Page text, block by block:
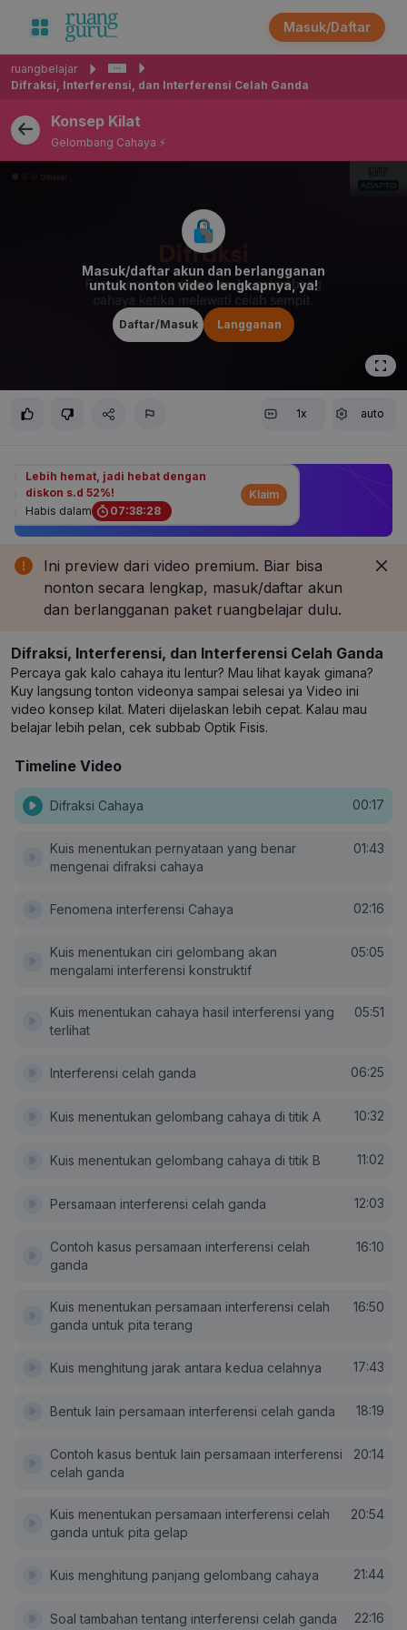
Masuk/Daftar
ruangbelajar
Difraksi, Interferensi, dan Interferensi Celah Ganda
Konsep Kilat
Gelombang Cahaya ⚡
Masuk/daftar akun dan berlangganan
untuk nonton video lengkapnya, ya!
Daftar/Masuk Langganan
1x auto
Lebih hemat, jadi hebat dengan
diskon s.d 52%!
Habis dalam
07:38:27
Klaim
Ini preview dari video premium. Biar bisa
nonton secara lengkap, masuk/daftar akun
dan berlangganan paket ruangbelajar dulu.
Difraksi, Interferensi, dan Interferensi Celah Ganda
Percaya gak kalo cahaya itu lentur? Mau lihat kayak gimana?
Kuy langsung tonton videonya sampai selesai ya Video ini
video konsep kilat. Materi dijelaskan lebih cepat. Kalau mau
belajar lebih pelan, cek subbab Optik Fisis.
Timeline Video
Difraksi Cahaya 00:17
Kuis menentukan pernyataan yang benar
mengenai difraksi cahaya
01:43
Fenomena interferensi Cahaya 02:16
Kuis menentukan ciri gelombang akan
mengalami interferensi konstruktif
05:05
Kuis menentukan cahaya hasil interferensi yang
terlihat
05:51
Interferensi celah ganda 06:25
Kuis menentukan gelombang cahaya di titik A 10:32
Kuis menentukan gelombang cahaya di titik B 11:02
Persamaan interferensi celah ganda 12:03
Contoh kasus persamaan interferensi celah
ganda
16:10
Kuis menentukan persamaan interferensi celah
ganda untuk pita terang
16:50
Kuis menghitung jarak antara kedua celahnya 17:43
Bentuk lain persamaan interferensi celah ganda 18:19
Contoh kasus bentuk lain persamaan interferensi
celah ganda
20:14
Kuis menentukan persamaan interferensi celah
ganda untuk pita gelap
20:54
Kuis menghitung panjang gelombang cahaya 21:44
Soal tambahan tentang interferensi celah ganda 22:16